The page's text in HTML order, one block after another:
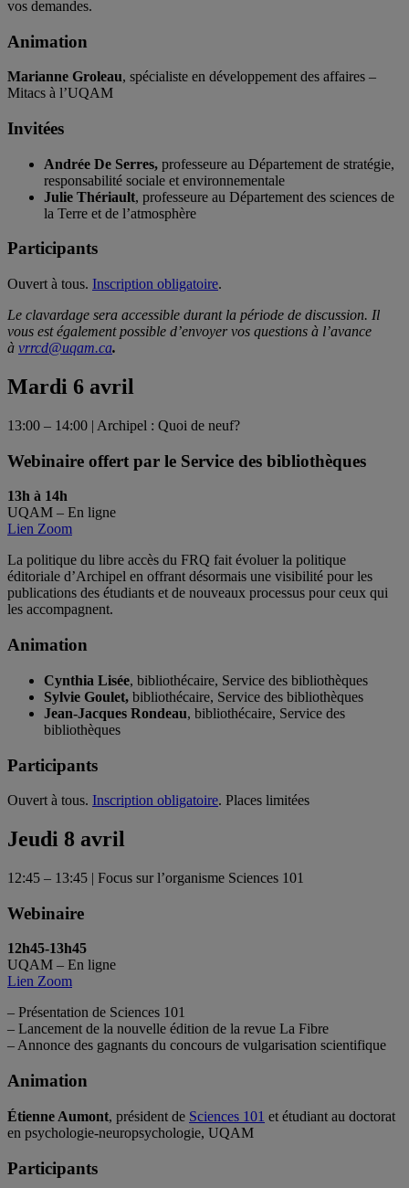
vos demandes.
Animation
Marianne Groleau, spécialiste en développement des affaires –
Mitacs à l’UQAM
Invitées
Andrée De Serres, professeure au Département de stratégie,
responsabilité sociale et environnementale
Julie Thériault, professeure au Département des sciences de
la Terre et de l’atmosphère
Participants
Ouvert à tous. Inscription obligatoire.
Le clavardage sera accessible durant la période de discussion. Il
vous est également possible d’envoyer vos questions à l’avance
à vrrcd@uqam.ca.
Mardi 6 avril
13:00 – 14:00 | Archipel : Quoi de neuf?
Webinaire offert par le Service des bibliothèques
13h à 14h
UQAM – En ligne
Lien Zoom
La politique du libre accès du FRQ fait évoluer la politique
éditoriale d’Archipel en offrant désormais une visibilité pour les
publications des étudiants et de nouveaux processus pour ceux qui
les accompagnent.
Animation
Cynthia Lisée, bibliothécaire, Service des bibliothèques
Sylvie Goulet, bibliothécaire, Service des bibliothèques
Jean-Jacques Rondeau, bibliothécaire, Service des
bibliothèques
Participants
Ouvert à tous. Inscription obligatoire. Places limitées
Jeudi 8 avril
12:45 – 13:45 | Focus sur l’organisme Sciences 101
Webinaire
12h45-13h45
UQAM – En ligne
Lien Zoom
– Présentation de Sciences 101
– Lancement de la nouvelle édition de la revue La Fibre
– Annonce des gagnants du concours de vulgarisation scientifique
Animation
Étienne Aumont, président de Sciences 101 et étudiant au doctorat
en psychologie-neuropsychologie, UQAM
Participants